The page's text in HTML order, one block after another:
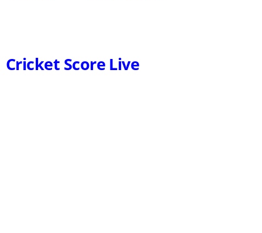
Cricket Score Live